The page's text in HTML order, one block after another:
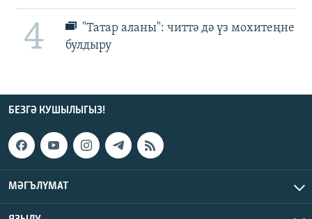
4
"Татар аланы": читтә дә үз мохитеңне
булдыру
БЕЗГӘ КУШЫЛЫГЫЗ!
МӘГЪЛҮМАТ